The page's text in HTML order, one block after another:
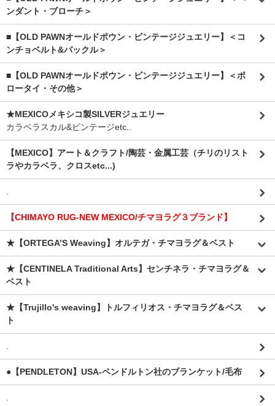
ンダント・ブローチ＞
■【OLD PAWNオールドポウン・ビンテージジュエリー】＜コ
ンチョベルト&バックル＞
■【OLD PAWNオールドポウン・ビンテージジュエリー】＜ボ
ロータイ・その他＞
★MEXICOメキシコ製SILVERジュエリー
カラベラスカル&ビンテージetc..
【MEXICO】アート＆クラフト/陶芸・金属工芸（チリのリスト
ラやカラベラ、クロスetc...)
.
【CHIMAYO RUG-NEW MEXICO/チマヨラグ３ブランド】
★【ORTEGA’S Weaving】オルテガ・チマヨラグ＆ベスト
★【CENTINELA Traditional Arts】センチネラ・チマヨラグ＆
ベスト
★【Trujillo's weaving】トルフィリオス・チマヨラグ＆ベス
ト
.
●【PENDLETON】USA-ペンドルトン社のブランケット/毛布
.